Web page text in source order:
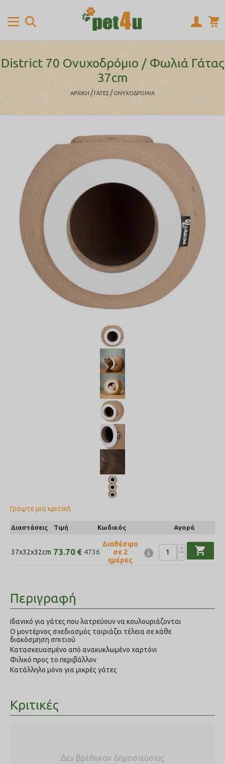
District 70 Ονυχοδρόμιο / Φωλιά Γάτας
37cm
ΑΡΧΙΚΉ / ΓΑΤΕΣ / ΟΝΥΧΟΔΡΟΜΙΑ
Γράψτε μια κριτική
Διαστάσεις Τιμή Κωδικός Αγορά
37x32x32cm 73.70 € 4736
Διαθέσιμο
σε 2
ημέρες
+
−
shopping_cart
Περιγραφή
Ιδανικό για γάτες που λατρεύουν να κουλουριάζονται
Ο μοντέρνος σχεδιασμός ταιριάζει τέλεια σε κάθε
διακόσμηση σπιτιού
Κατασκευασμένο από ανακυκλωμένο χαρτόνι
Φιλικό προς το περιβάλλον
Κατάλληλο μόνο για μικρές γάτες
Κριτικές
Δεν βρέθηκαν δημοσιεύσεις